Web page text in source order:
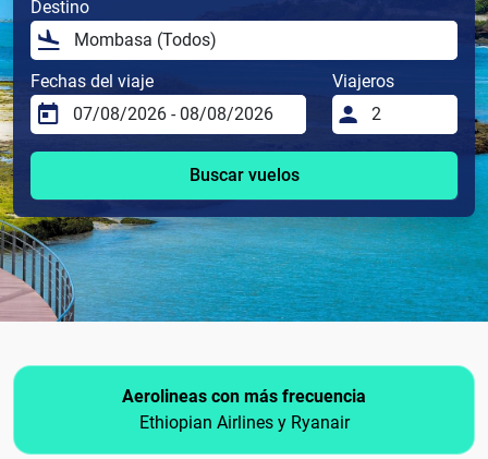
Destino
Fechas del viaje Viajeros
Buscar vuelos
Aerolineas con más frecuencia
Ethiopian Airlines y Ryanair